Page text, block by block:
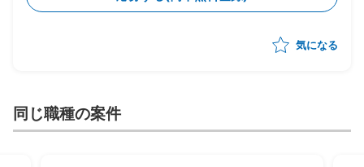
気になる
同じ職種の案件